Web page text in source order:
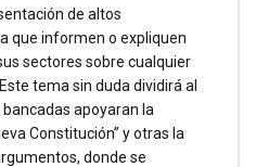
de altos
que informen o expliquen
sectores sobre cualquier
tema sin duda dividirá al
apoyaran la
Constitución” y otras la
donde se